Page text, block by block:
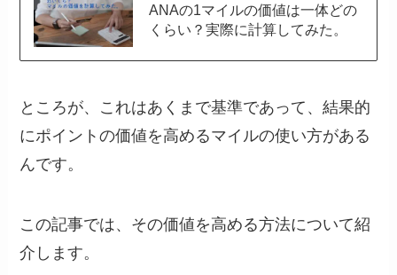
ANAの1マイルの価値は一体どの
くらい？実際に計算してみた。
ところが、これはあくまで基準であって、結果的
にポイントの価値を高めるマイルの使い方がある
んです。
この記事では、その価値を高める方法について紹
介します。